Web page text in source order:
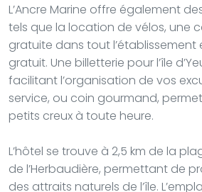
L’Ancre Marine offre également
tels que la location de vélos, une
gratuite dans tout l’établissement
gratuit. Une billetterie pour l’île
facilitant l’organisation de vos
service, ou coin gourmand,
petits creux à toute heure.
L’hôtel se trouve à 2,5 km de la
de l’Herbaudière, permettant de
des attraits naturels de l’île.